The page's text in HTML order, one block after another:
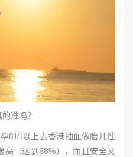
准吗？
8周以上去香港抽血做胎儿性
高（达到98%），而且安全又